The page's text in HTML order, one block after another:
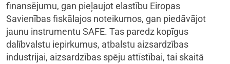
finansējumu, gan pieļaujot elastību Eiropas
Savienības fiskālajos noteikumos, gan piedāvājot
jaunu instrumentu SAFE. Tas paredz kopīgus
dalībvalstu iepirkumus, atbalstu aizsardzības
industrijai, aizsardzības spēju attīstībai, tai skaitā